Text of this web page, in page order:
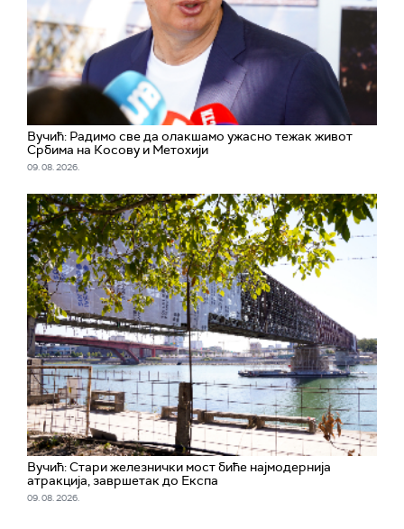
Вучић: Радимо све да олакшамо ужасно тежак живот
Србима на Косову и Метохији
09. 08. 2026.
Вучић: Стари железнички мост биће најмодернија
атракција, завршетак до Експа
09. 08. 2026.